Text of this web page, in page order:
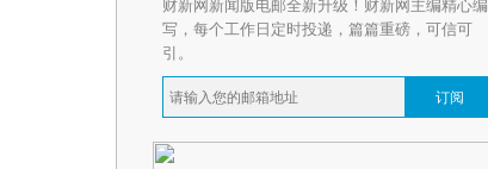
财新网新闻版电邮全新升级！财新网主编精心编
写，每个工作日定时投递，篇篇重磅，可信可
引。
订阅